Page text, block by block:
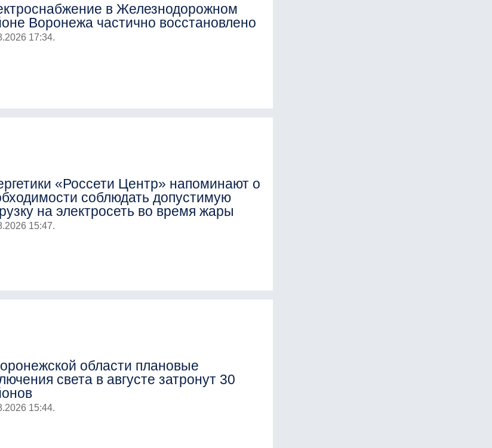
в Железнодорожном
Воронежа частично восстановлено
17:34.
«Россети Центр» напоминают о
соблюдать допустимую
на электросеть во время жары
15:47.
области плановые
света в августе затронут 30
15:44.